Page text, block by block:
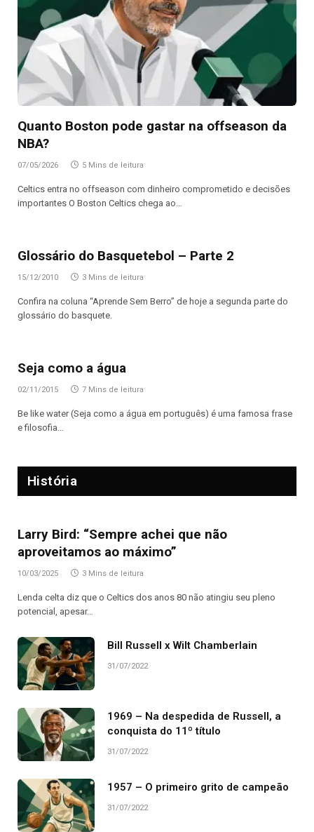
Quanto Boston pode gastar na offseason da
NBA?
07/05/2026 5 Mins de leitura
Celtics entra no offseason com dinheiro comprometido e decisões
importantes O Boston Celtics chega ao…
Glossário do Basquetebol – Parte 2
15/12/2010 3 Mins de leitura
Confira na coluna “Aprende Sem Berro” de hoje a segunda parte do
glossário do basquete.
Seja como a água
02/11/2015 7 Mins de leitura
Be like water (Seja como a água em português) é uma famosa frase
e filosofia…
História
Larry Bird: “Sempre achei que não
aproveitamos ao máximo”
10/03/2025 3 Mins de leitura
Lenda celta diz que o Celtics dos anos 80 não atingiu seu pleno
potencial, apesar…
Bill Russell x Wilt Chamberlain
31/07/2022
1969 – Na despedida de Russell, a
conquista do 11º título
31/07/2022
1957 – O primeiro grito de campeão
31/07/2022